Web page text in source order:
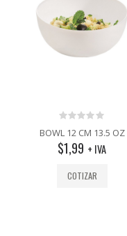
0
out
of
5
BOWL 12 CM 13.5 OZ
$1,99 + IVA
COTIZAR